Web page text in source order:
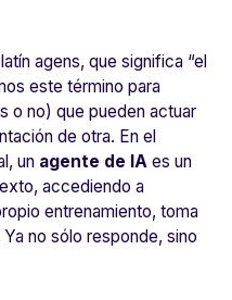
agens, que significa “el
este término para
o no) que pueden actuar
de otra. En el
un agente de IA es un
accediendo a
entrenamiento, toma
no sólo responde, sino